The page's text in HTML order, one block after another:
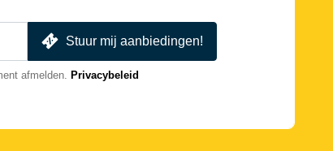
Stuur mij aanbiedingen!
afmelden. Privacybeleid